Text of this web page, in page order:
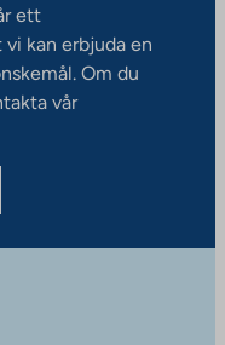
ett
kan erbjuda en
Om du
vår